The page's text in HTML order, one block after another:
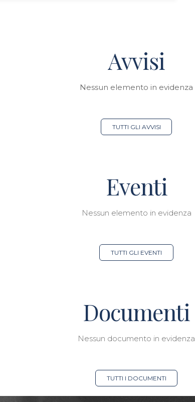
Avvisi
Nessun elemento in evidenza
TUTTI GLI AVVISI
Eventi
Nessun elemento in evidenza
TUTTI GLI EVENTI
Documenti
Nessun documento in evidenza
TUTTI I DOCUMENTI